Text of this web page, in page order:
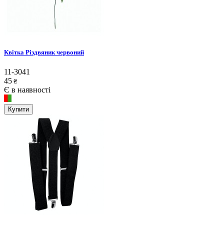
Квітка Різдвяник червоний
11-3041
45 ₴
Є в наявності
Купити